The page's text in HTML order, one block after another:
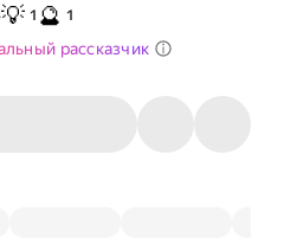
💡 1 🔮 1
рассказчик